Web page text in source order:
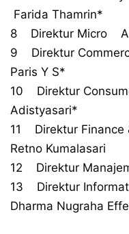
Farida Thamrin*
8 Direktur Micro
9 Direktur
Paris Y S*
10 Direktur
Adistyasari*
11 Direktur Finance
Retno Kumalasari
12 Direktur
13 Direktur
Dharma Nugraha